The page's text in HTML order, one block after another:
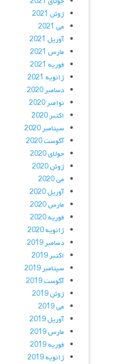
ژوئن 2021
می 2021
آوریل 2021
مارس 2021
فوریه 2021
ژانویه 2021
دسامبر 2020
نوامبر 2020
اکتبر 2020
سپتامبر 2020
آگوست 2020
جولای 2020
ژوئن 2020
می 2020
آوریل 2020
مارس 2020
فوریه 2020
ژانویه 2020
دسامبر 2019
اکتبر 2019
سپتامبر 2019
آگوست 2019
ژوئن 2019
می 2019
آوریل 2019
مارس 2019
فوریه 2019
ژانویه 2019